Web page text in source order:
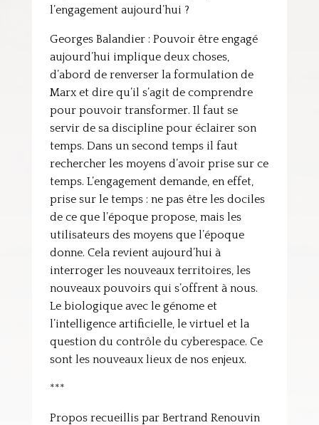
l’engagement aujourd’hui ?
Georges Balandier : Pouvoir être engagé
aujourd’hui implique deux choses,
d’abord de renverser la formulation de
Marx et dire qu’il s’agit de comprendre
pour pouvoir transformer. Il faut se
servir de sa discipline pour éclairer son
temps. Dans un second temps il faut
rechercher les moyens d’avoir prise sur ce
temps. L’engagement demande, en effet,
prise sur le temps : ne pas être les dociles
de ce que l’époque propose, mais les
utilisateurs des moyens que l’époque
donne. Cela revient aujourd’hui à
interroger les nouveaux territoires, les
nouveaux pouvoirs qui s’offrent à nous.
Le biologique avec le génome et
l’intelligence artificielle, le virtuel et la
question du contrôle du cyberespace. Ce
sont les nouveaux lieux de nos enjeux.
***
Propos recueillis par Bertrand Renouvin